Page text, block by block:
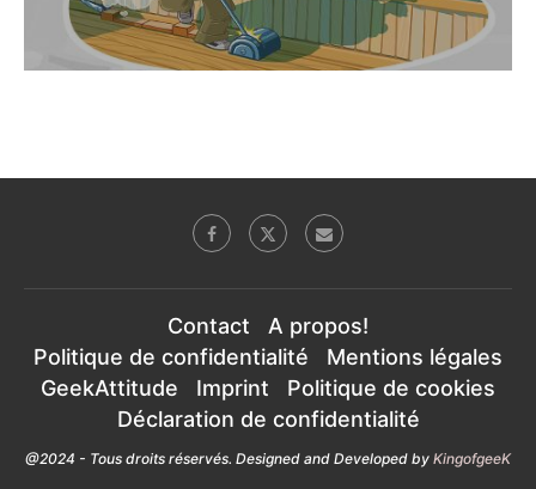
Contact
A propos!
Politique de confidentialité
Mentions légales
GeekAttitude
Imprint
Politique de cookies
Déclaration de confidentialité
@2024 - Tous droits réservés. Designed and Developed by KingofgeeK